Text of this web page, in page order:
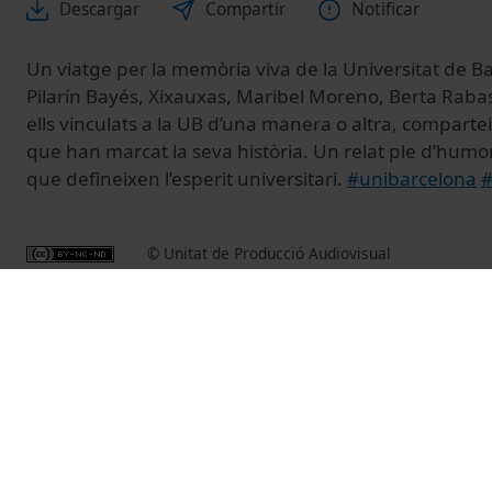
Descargar Compartir Notificar
Un viatge per la memòria viva de la Universitat de
Pilarín Bayés, Xixauxas, Maribel Moreno, Berta
ells vinculats a la UB d’una manera o altra,
que han marcat la seva història. Un relat ple
que defineixen l’esperit universitari. #unibarcelona
© Unitat de Producció Audiovisual